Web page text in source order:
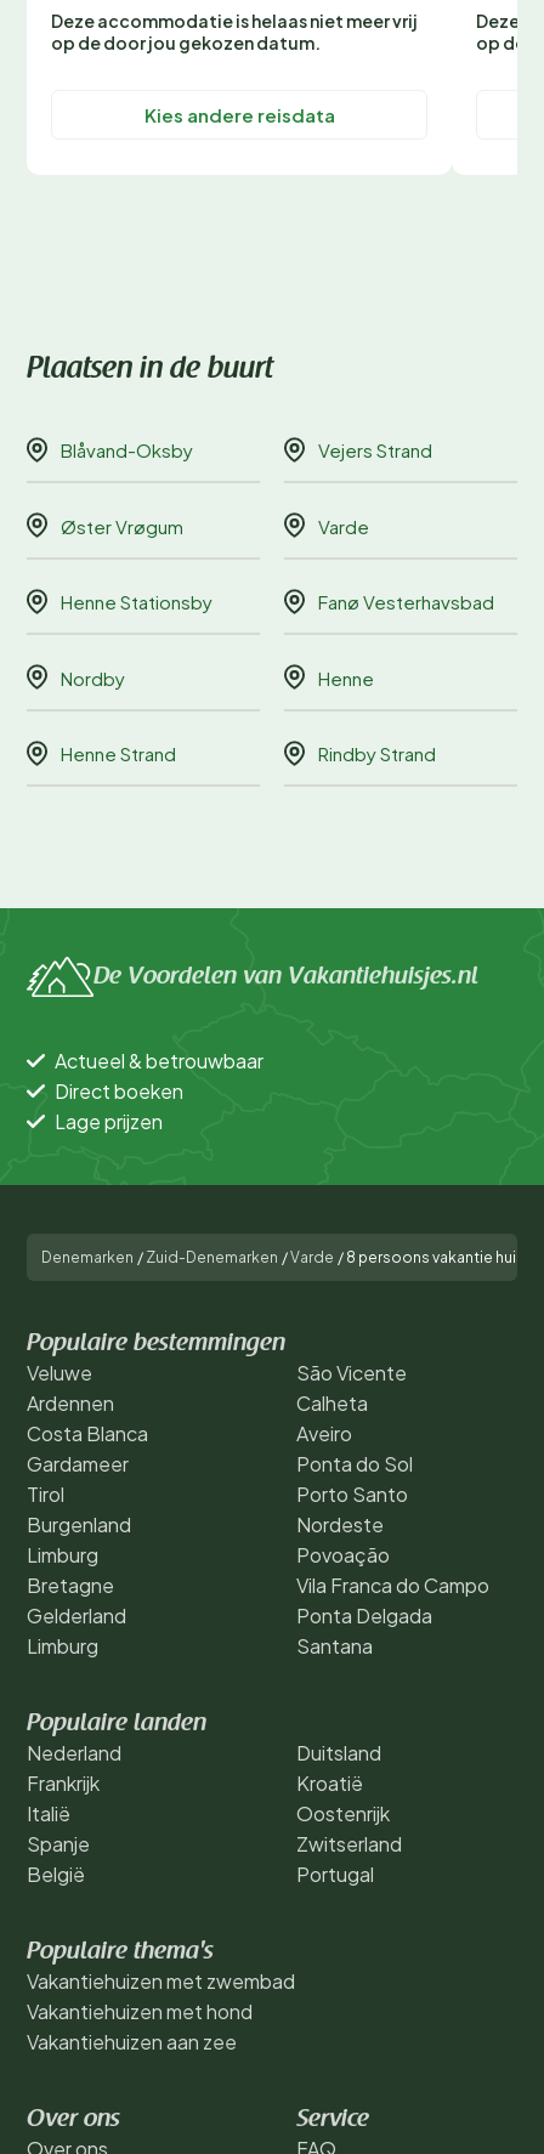
Deze accommodatie is helaas niet meer vrij
op de door jou gekozen datum.
Kies andere reisdata
Deze
op de
Plaatsen in de buurt
Blåvand-Oksby Vejers Strand
Øster Vrøgum Varde
Henne Stationsby Fanø Vesterhavsbad
Nordby Henne
Henne Strand Rindby Strand
De Voordelen van Vakantiehuisjes.nl
Actueel & betrouwbaar
Direct boeken
Lage prijzen
Denemarken / Zuid-Denemarken /Varde / 8 persoons vakantie huis in
Populaire bestemmingen
Veluwe
Ardennen
Costa Blanca
Gardameer
Tirol
Burgenland
Limburg
Bretagne
Gelderland
Limburg
São Vicente
Calheta
Aveiro
Ponta do Sol
Porto Santo
Nordeste
Povoação
Vila Franca do Campo
Ponta Delgada
Santana
Populaire landen
Nederland
Frankrijk
Italië
Spanje
België
Duitsland
Kroatië
Oostenrijk
Zwitserland
Portugal
Populaire thema's
Vakantiehuizen met zwembad
Vakantiehuizen met hond
Vakantiehuizen aan zee
Over ons
Over ons
Service
FAQ